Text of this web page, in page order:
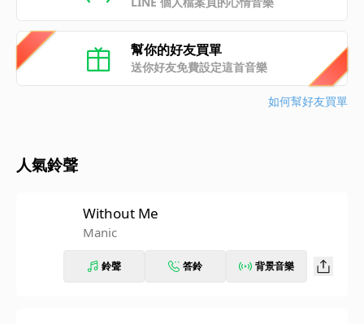
幫你的好友買單
送你好友免費設定這首音樂
如何幫好友買單
人氣鈴聲
Without Me
Manic
鈴聲 答鈴 背景音樂